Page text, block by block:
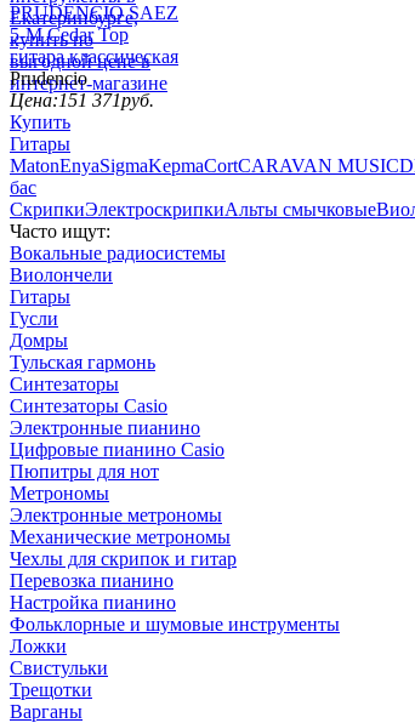
PRUDENCIO SAEZ
5-M Cedar Top
гитара классическая
Prudencio
Цена:151 371руб.
Купить
Гитары
MatonEnyaSigmaKepmaCortCARAVAN MUSIC
бас
СкрипкиЭлектроскрипкиАльты смычковые
Часто ищут:
Вокальные радиосистемы
Виолончели
Гитары
Гусли
Домры
Тульская гармонь
Синтезаторы
Синтезаторы Casio
Электронные пианино
Цифровые пианино Casio
Пюпитры для нот
Метрономы
Электронные метрономы
Механические метрономы
Чехлы для скрипок и гитар
Перевозка пианино
Настройка пианино
Фольклорные и шумовые инструменты
Ложки
Свистульки
Трещотки
Варганы